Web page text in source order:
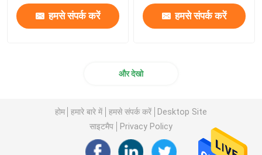
हमसे संपर्क करें हमसे संपर्क करें
और देखो
होम हमारे बारे में हमसे संपर्क करें
Desktop Site
साइटमैप
Privacy Policy